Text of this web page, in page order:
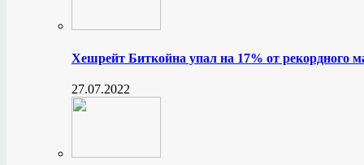
Хешрейт Биткойна упал на 17% от рекордного
27.07.2022